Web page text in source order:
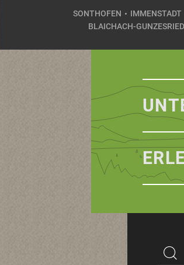
SONTHOFEN IMMENSTADT
BLAICHACH-GUNZESRIED
Suchen